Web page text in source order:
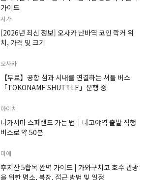
가이드
시가
[2026년 최신 정보] 오사카 난바역 코인 락커 위
치, 가격 및 크기
오사카
【무료】공항 섬과 시내를 연결하는 셔틀 버스
「TOKONAME SHUTTLE」운행 중
아이치
나가시마 스파랜드 가는 법｜나고야역 출발 직행
버스로 약 50분
미에
후지산 5합목 완벽 가이드 | 가와구치코 호수 관광
을 위한 명소, 복장, 접근 방법 및 일정